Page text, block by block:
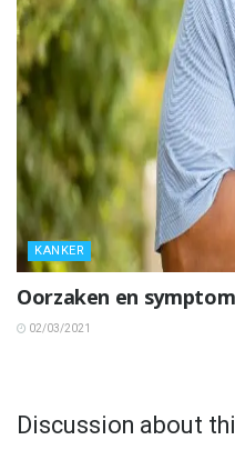
KANKER
Oorzaken en
02/03/2021
Discussion about